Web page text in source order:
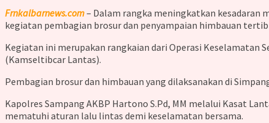
Frnkalbarnews.com– Dalam rangka meningkatkan kesadaran
kegiatan pembagian brosur dan penyampaian himbauan
Kegiatan ini merupakan rangkaian dari Operasi Keselamatan
(Kamseltibcar Lantas).
Pembagian brosur dan himbauan yang dilaksanakan di
Kapolres Sampang AKBP Hartono S.Pd, MM melalui Kasat
mematuhi aturan lalu lintas demi keselamatan bersama.